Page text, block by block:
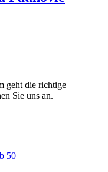
geht die richtige
Sie uns an.
50